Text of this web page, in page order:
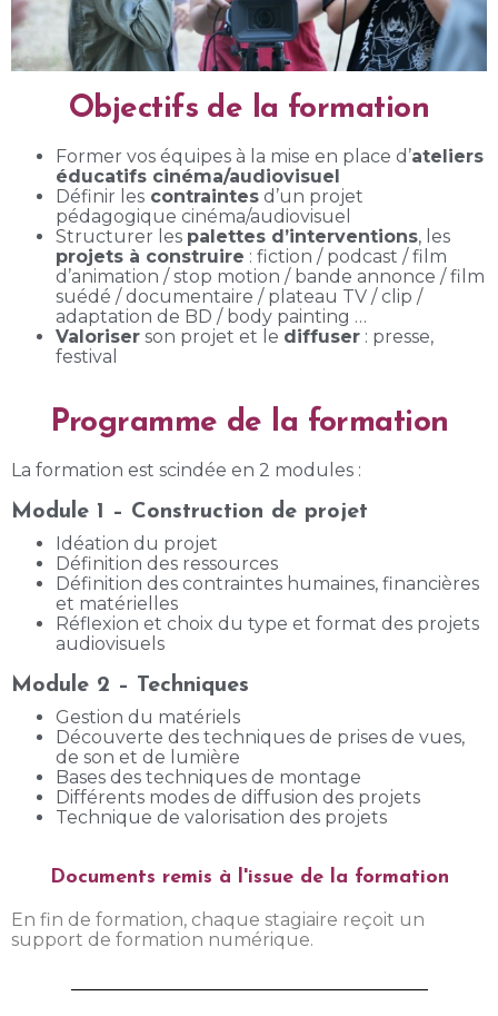
Objectifs de la formation
Former vos équipes à la mise en place d’ateliers
éducatifs cinéma/audiovisuel
Définir les contraintes d’un projet
pédagogique cinéma/audiovisuel
Structurer les palettes d’interventions, les
projets à construire : fiction / podcast / film
d’animation / stop motion / bande annonce / film
suédé / documentaire / plateau TV / clip /
adaptation de BD / body painting …
Valoriser son projet et le diffuser : presse,
festival
Programme de la formation
La formation est scindée en 2 modules :
Module 1 – Construction de projet
Idéation du projet
Définition des ressources
Définition des contraintes humaines, financières
et matérielles
Réflexion et choix du type et format des projets
audiovisuels
Module 2 – Techniques
Gestion du matériels
Découverte des techniques de prises de vues,
de son et de lumière
Bases des techniques de montage
Différents modes de diffusion des projets
Technique de valorisation des projets
Documents remis à l'issue de la formation
En fin de formation, chaque stagiaire reçoit un
support de formation numérique.